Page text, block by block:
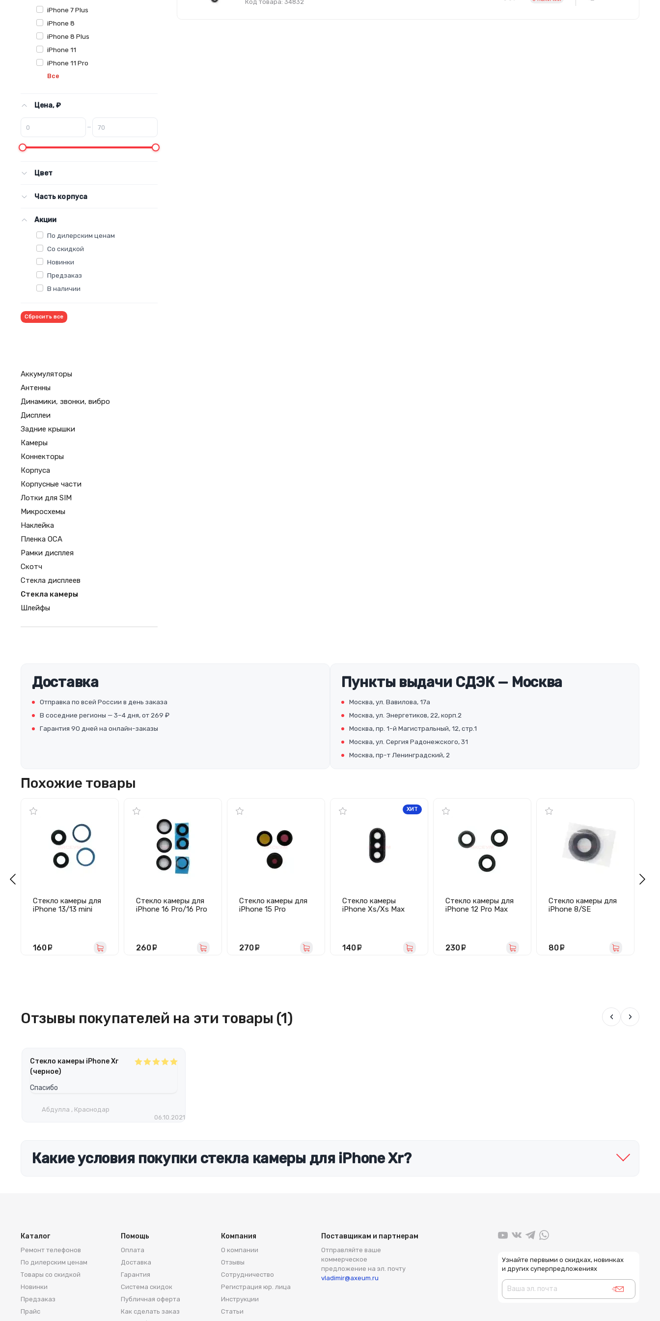
iPhone 7 Plus
iPhone 8
iPhone 8 Plus
iPhone 11
iPhone 11 Pro
Все
Цена, ₽
–
Цвет
Часть корпуса
Акции
По дилерским ценам
Со скидкой
Новинки
Предзаказ
В наличии
Сбросить все
Аккумуляторы
Антенны
Динамики, звонки, вибро
Дисплеи
Задние крышки
Камеры
Коннекторы
Корпуса
Корпусные части
Лотки для SIM
Микросхемы
Наклейка
Пленка OCA
Рамки дисплея
Скотч
Стекла дисплеев
Стекла камеры
Шлейфы
Код товара: 34832
Доставка
Отправка по всей России в день заказа
В соседние регионы — 3–4 дня, от 269 ₽
Гарантия 90 дней на онлайн-заказы
Пункты выдачи СДЭК — Москва
Москва, ул. Вавилова, 17а
Москва, ул. Энергетиков, 22, корп.2
Москва, пр. 1-й Магистральный, 12, стр.1
Москва, ул. Сергия Радонежского, 31
Москва, пр-т Ленинградский, 2
Похожие товары
Стекло камеры для
iPhone 13/13 mini
160
Стекло камеры для
iPhone 16 Pro/16 Pro
260
Стекло камеры для
iPhone 15 Pro
270
Стекло камеры
iPhone Xs/Xs Max
ХИТ
140
Стекло камеры для
iPhone 12 Pro Max
230
Стекло камеры для
iPhone 8/SE
80
Отзывы покупателей на эти товары (1) ‹ ›
Стекло камеры iPhone Xr
(черное)
Спасибо
Абдулла , Краснодар
06.10.2021
Какие условия покупки стекла камеры для iPhone Xr?
Каталог
Ремонт телефонов
По дилерским ценам
Товары со скидкой
Новинки
Предзаказ
Прайс
Помощь
Оплата
Доставка
Гарантия
Система скидок
Публичная оферта
Как сделать заказ
Компания
О компании
Отзывы
Сотрудничество
Регистрация юр. лица
Инструкции
Статьи
Поставщикам и партнерам
Отправляйте ваше
коммерческое
предложение на эл. почту
vladimir@axeum.ru
Узнайте первыми о скидках, новинках
и других суперпредложениях